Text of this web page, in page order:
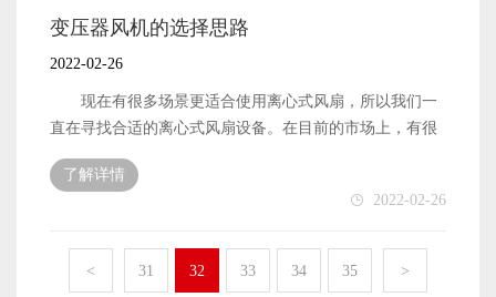
果。通过该渠道购买的变压器风机产品可以享受更优惠的
价格。当然，如果你有批量需求，去线下经销商也可以满
足好的采购需求，而且通常会在价格上得到很多折扣。
因此，在选择变压器风机时，我们应该更加注意它。
确的选择。更重要的是，它可以帮助您消除选择的困惑，
器风机是更适合新时代的风机产品。这种设备可以储存使
用过程中产生的电力，然后合理利用储存的电力。这更符
合当前市场的发展需求，确实对环保事业起到了一定的作
用。这就是为什么每个人都喜欢变压器风机的原因。
变压器风机的优点 与传统风机产品相比，储能箱风机
以通过风扇呈现，这无疑增加了功能的可扩展性。此外，
这种风扇功能更强大，可以在更多不同的场景中发挥作
器风机真正迎合了新时代的发展需求，也从解决用户问题
的角度推出了产品。对于那些一直在寻找合适产品的用
更多地了解这种设备。 电机功率 当你购买风扇产
大，运行速度越快，具体使用效率越高。如果你对风扇的
运行效率有很高的要求，你可以购买大功率的产品。然
而，大功率产品也会消耗更多的功率，因此我们应该做出
通常取决于风量和空气压力。这是一种更直观的体验，可
以让您快速了解设备是否易于使用。当然，我们不仅要看
变压器风机的选择思路
2022-02-26
现在有很多场景更适合使用离心式风扇，所以我们一
直在寻找合适的离心式风扇设备。在目前的市场上，有很
多这样的设备，但用户不知道如何选择。面对这种情况，
我们应该掌握相应的变压器风机选型方法，以便在选型过
程中进一步找到更青睐的对象。 如何选择变压器风机
使用变压器风机要达到什么目的，然后再选择相应的变压
器风机设备，以便在具体使用过程中真正满足相关需求。
了解详情
2022-02-26
< 31 32 33 34 35 >